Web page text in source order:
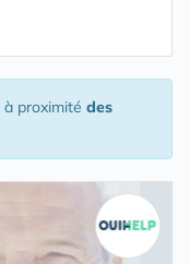
à proximité des